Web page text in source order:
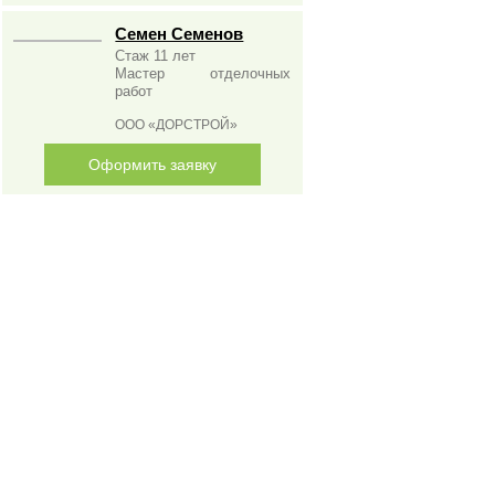
Семен Семенов
Стаж 11 лет
Мастер отделочных
работ
ООО «ДОРСТРОЙ»
Оформить заявку